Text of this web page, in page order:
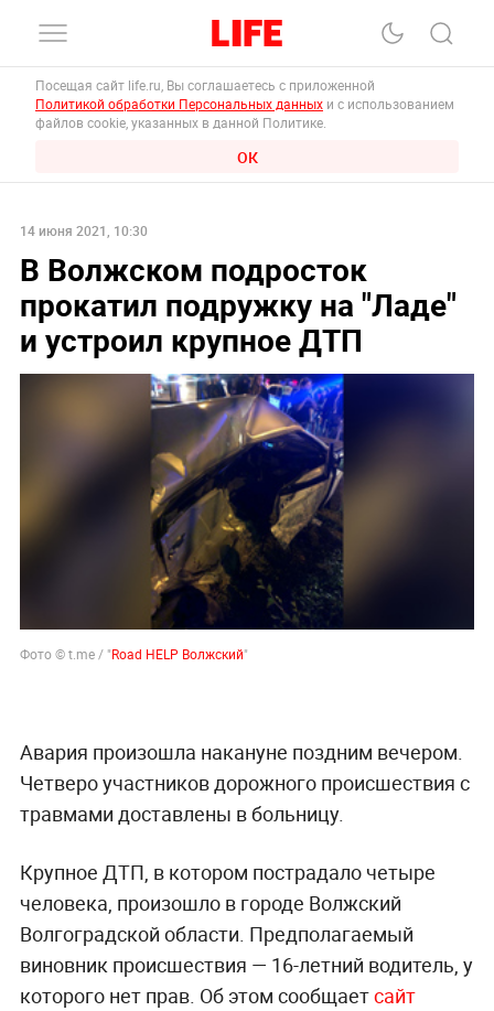
Посещая сайт life.ru, Вы соглашаетесь с приложенной
Политикой обработки Персональных данных и с использованием
файлов cookie, указанных в данной Политике.
ОК
14 июня 2021, 10:30
В Волжском подросток
прокатил подружку на "Ладе"
и устроил крупное ДТП
Фото © t.me / "Road HELP Волжский"
Авария произошла накануне поздним вечером.
Четверо участников дорожного происшествия с
травмами доставлены в больницу.
Крупное ДТП, в котором пострадало четыре
человека, произошло в городе Волжский
Волгоградской области. Предполагаемый
виновник происшествия — 16-летний водитель, у
которого нет прав. Об этом сообщаетсайт